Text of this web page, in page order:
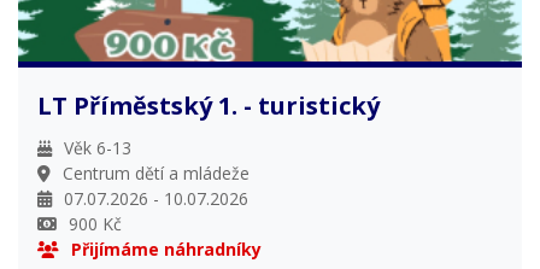
LT Příměstský 1. - turistický
Věk 6-13
Centrum dětí a mládeže
07.07.2026 - 10.07.2026
900 Kč
Přijímáme náhradníky